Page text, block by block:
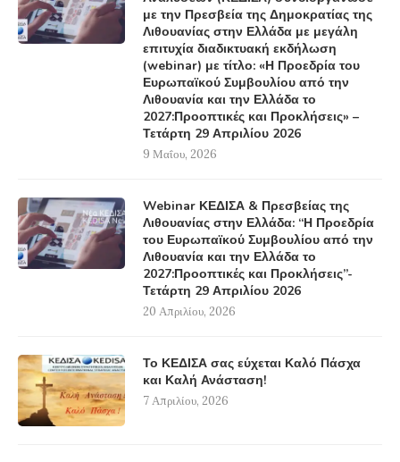
με την Πρεσβεία της Δημοκρατίας της
Λιθουανίας στην Ελλάδα με μεγάλη
επιτυχία διαδικτυακή εκδήλωση
(webinar) με τίτλο: «Η Προεδρία του
Ευρωπαϊκού Συμβουλίου από την
Λιθουανία και την Ελλάδα το
2027:Προοπτικές και Προκλήσεις» –
Τετάρτη 29 Απριλίου 2026
9 Μαΐου, 2026
Webinar ΚΕΔΙΣΑ & Πρεσβείας της
Λιθουανίας στην Ελλάδα: “Η Προεδρία
του Ευρωπαϊκού Συμβουλίου από την
Λιθουανία και την Ελλάδα το
2027:Προοπτικές και Προκλήσεις”-
Τετάρτη 29 Απριλίου 2026
20 Απριλίου, 2026
Το ΚΕΔΙΣΑ σας εύχεται Καλό Πάσχα
και Καλή Ανάσταση!
7 Απριλίου, 2026